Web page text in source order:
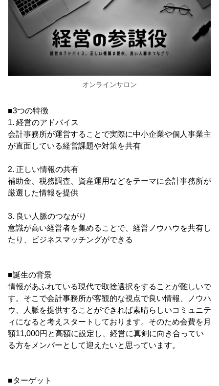
オンラインサロン
■3つの特徴
1. 経営のアドバイス
会計事務所が運営することで実際に中小企業や個人事業主
が直面している経営課題や対策を共有
2. 正しい情報の共有
補助金、税務調査、資産運用などをテーマに会計事務所が
厳選した情報を提供
3. 良い人脈のつながり
意識が高い経営者を集めることで、経営ノウハウを共有し
たり、ビジネスマッチングができる
■誕生の背景
情報があふれている現代で取捨選択をすることが難しいで
す。そこで会計事務所が客観的な視点で良い情報、ノウハ
ウ、人脈を提供することができれば素晴らしいコミュニテ
ィになると考えスタートしております。そのため会費を月
額11,000円と高額に設定し、経営に真剣に向き合ってい
る方をメンバーとして迎えたいと思っています。
■ターゲット